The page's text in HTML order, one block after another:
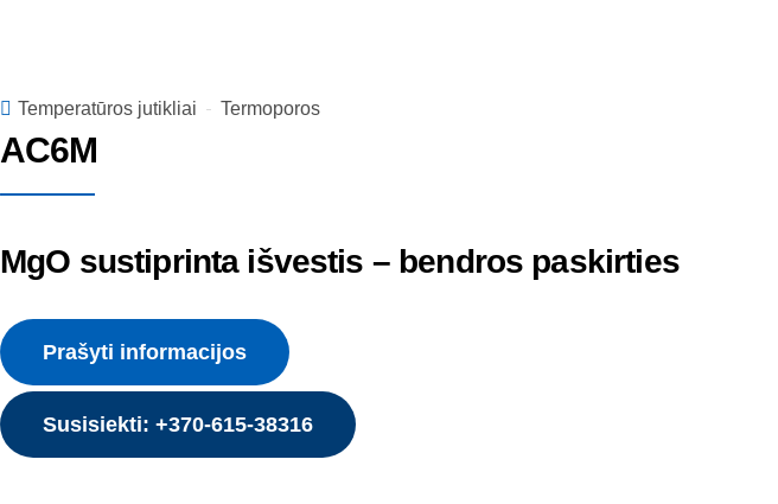
Temperatūros jutikliai Termoporos
AC6M
MgO sustiprinta išvestis – bendros paskirties
Prašyti informacijos
Susisiekti: +370-615-38316